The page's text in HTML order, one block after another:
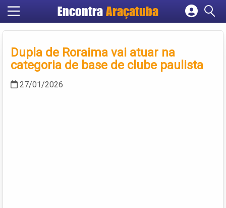
Encontra Araçatuba
Cadastrar empresa
Criar conta
Dupla de Roraima vai atuar na
categoria de base de clube paulista
27/01/2026